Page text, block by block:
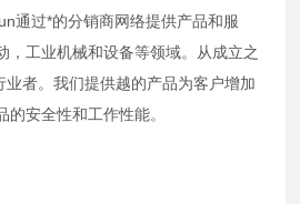
通过*的分销商网络提供产品和服
，工业机械和设备等领域。从成立之
者。我们提供越的产品为客户增加
安全性和工作性能。